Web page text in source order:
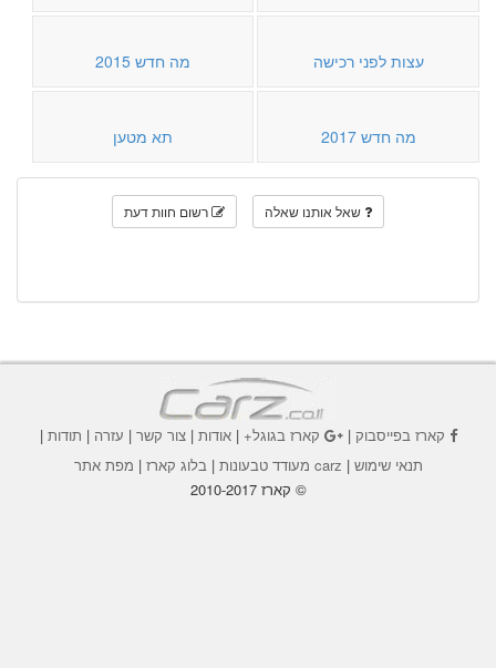
עצות לפני רכישה מה חדש 2015
מה חדש 2017 תא מטען
שאל אותנו שאלה רשום חוות דעת
קארז בפייסבוק| קארז בגוגל+|אודות |צור קשר | עזרה | תודות |
תנאי שימוש | carz מעודד טבעונות | בלוג קארז | מפת אתר
© קארז 2010-2017